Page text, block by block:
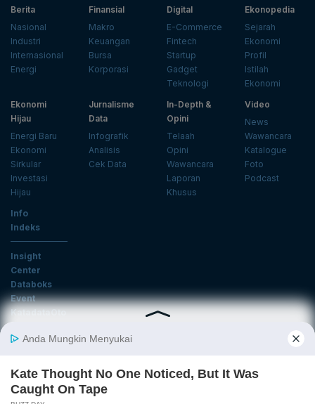
Berita
Nasional
Industri
Internasional
Energi
Finansial
Makro
Keuangan
Bursa
Korporasi
Digital
E-Commerce
Fintech
Startup
Gadget
Teknologi
Ekonopedia
Sejarah
Ekonomi
Profil
Istilah
Ekonomi
Ekonomi
Hijau
Energi Baru
Ekonomi
Sirkular
Investasi
Hijau
Jurnalisme
Data
Infografik
Analisis
Cek Data
In-Depth &
Opini
Telaah
Opini
Wawancara
Laporan
Khusus
Video
News
Wawancara
Katalogue
Foto
Podcast
Info
Indeks
Insight
Center
Databoks
Event
KatadataOto
Email